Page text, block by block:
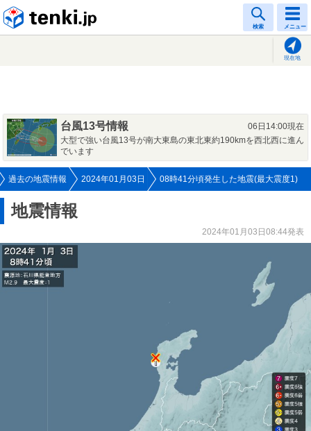
検索 メニュー
現在地
台風13号情報
06日14:00現在
大型で強い台風13号が南大東島の東北東約190kmを西北西に進ん
でいます
過去の地震情報 2024年01月03日 08時41分頃発生した地震(最大震度1)
地震情報
2024年01月03日08:44発表